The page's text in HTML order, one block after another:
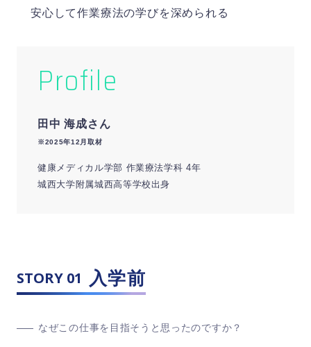
安心して作業療法の学びを深められる
Profile
田中 海成さん
※2025年12月取材
健康メディカル学部 作業療法学科 4年
城西大学附属城西高等学校出身
STORY 01 入学前
なぜこの仕事を目指そうと思ったのですか？